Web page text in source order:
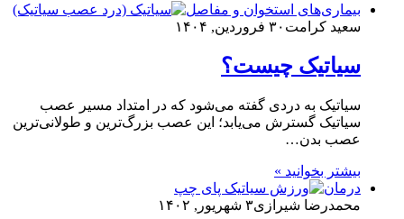
بیماری‌های استخوان و مفاصل
سعید کرامت ۳۰ فروردین, ۱۴۰۴
سیاتیک چیست؟
سیاتیک به دردی گفته می‌شود که در امتداد مسیر عصب
سیاتیک گسترش می‌یابد؛ این عصب بزرگ‌ترین و طولانی‌ترین
عصب بدن…
بیشتر بخوانید »
درمان
محمدرضا شیرازی۳ شهریور, ۱۴۰۲